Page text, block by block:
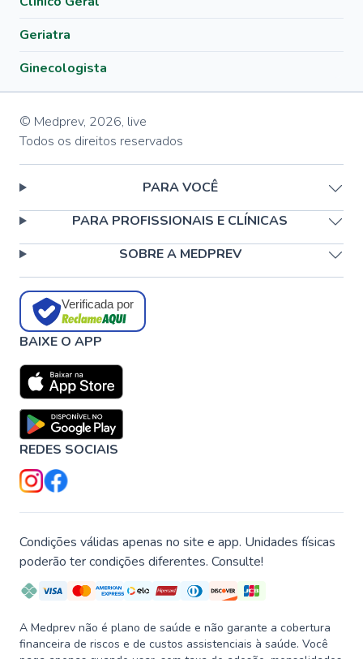
Geriatra
Ginecologista
© Medprev, 2026, live
Todos os direitos reservados
PARA VOCÊ
PARA PROFISSIONAIS E CLÍNICAS
SOBRE A MEDPREV
Verificada por
BAIXE O APP
REDES SOCIAIS
Condições válidas apenas no site e app. Unidades físicas
poderão ter condições diferentes. Consulte!
A Medprev não é plano de saúde e não garante a cobertura
financeira de riscos e de custos assistenciais à saúde. Você